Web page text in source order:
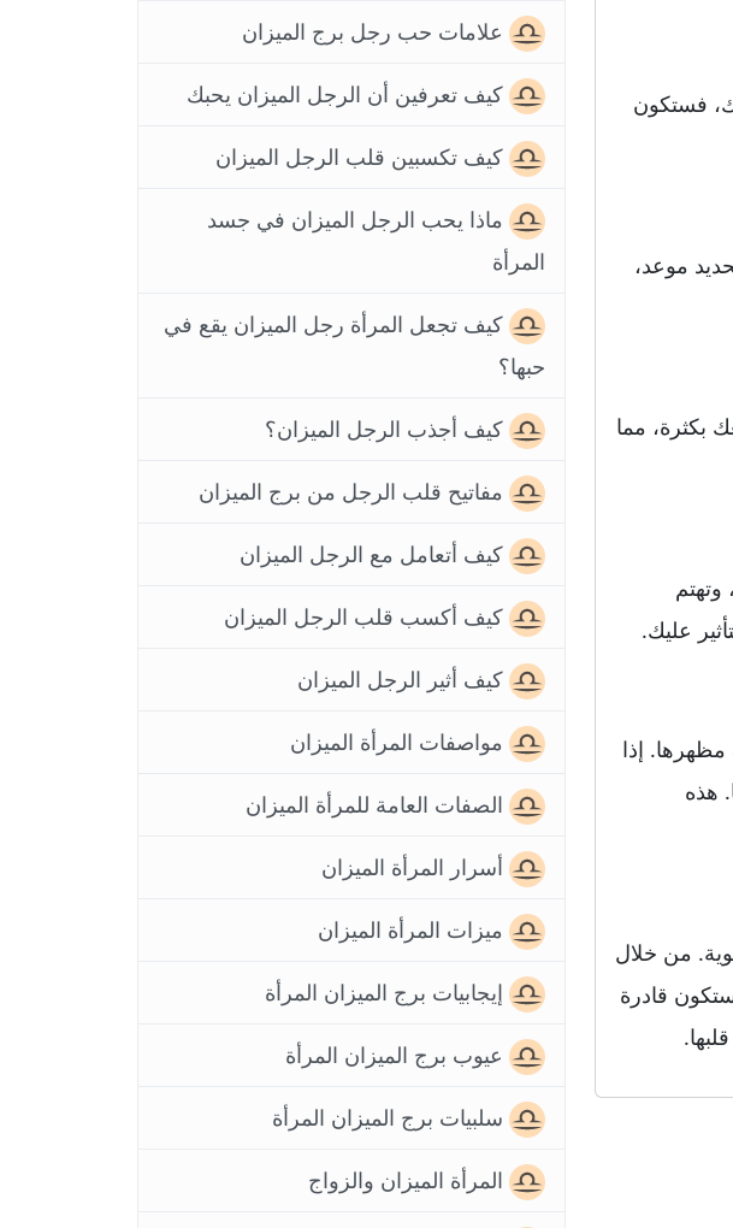
فستكون
موعد،
بكثرة، مما
وتهتم
عليك.
إذا
هذه
من خلال
قادرة
علامات حب رجل برج الميزان
كيف تعرفين أن الرجل الميزان يحبك
كيف تكسبين قلب الرجل الميزان
ماذا يحب الرجل الميزان في جسد
المرأة
كيف تجعل المرأة رجل الميزان يقع في
حبها؟
كيف أجذب الرجل الميزان؟
مفاتيح قلب الرجل من برج الميزان
كيف أتعامل مع الرجل الميزان
كيف أكسب قلب الرجل الميزان
كيف أثير الرجل الميزان
مواصفات المرأة الميزان
الصفات العامة للمرأة الميزان
أسرار المرأة الميزان
ميزات المرأة الميزان
إيجابيات برج الميزان المرأة
عيوب برج الميزان المرأة
سلبيات برج الميزان المرأة
المرأة الميزان والزواج